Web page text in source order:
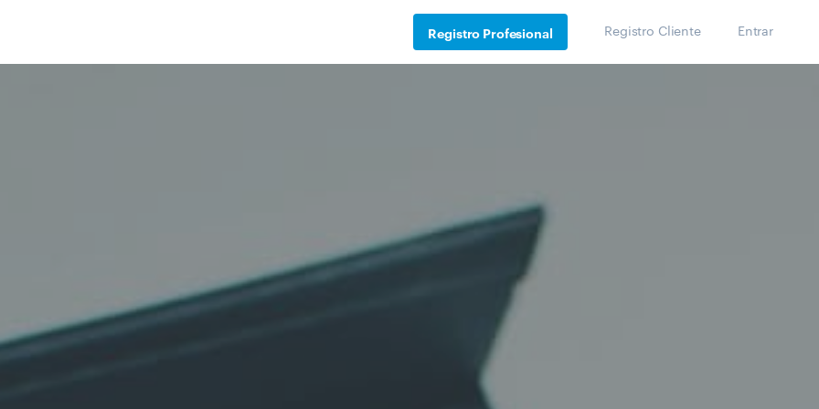
Registro Profesional Registro Cliente Entrar